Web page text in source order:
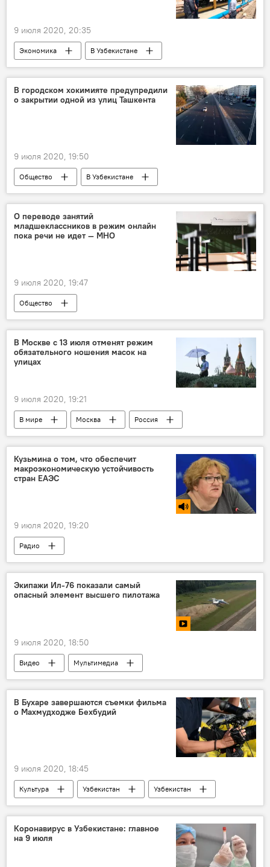
9 июля 2020, 20:35
Экономика
В Узбекистане
Узбекнефтегаз
Узнефтепродукт
нефтегазовая отрасль
Термез
В городском хокимияте предупредили
о закрытии одной из улиц Ташкента
9 июля 2020, 19:50
Общество
В Узбекистане
Хокимият Ташкента
дороги
ремонт дорог
О переводе занятий
младшеклассников в режим онлайн
пока речи не идет — МНО
9 июля 2020, 19:47
Общество
Министерство народного образования Узбекистана
школа
Образование
В Москве с 13 июля отменят режим
обязательного ношения масок на
улицах
9 июля 2020, 19:21
В мире Москва
Россия
Карантин
защитные маски
Кузьмина о том, что обеспечит
макроэкономическую устойчивость
стран ЕАЭС
9 июля 2020, 19:20
Радио
Экипажи Ил-76 показали самый
опасный элемент высшего пилотажа
9 июля 2020, 18:50
Видео Мультимедиа
В Бухаре завершаются съемки фильма
о Махмудходже Бехбудий
9 июля 2020, 18:45
Культура Узбекистан
Узбекистан
Бухара
Кино
узбеккино
Коронавирус в Узбекистане: главное
на 9 июля